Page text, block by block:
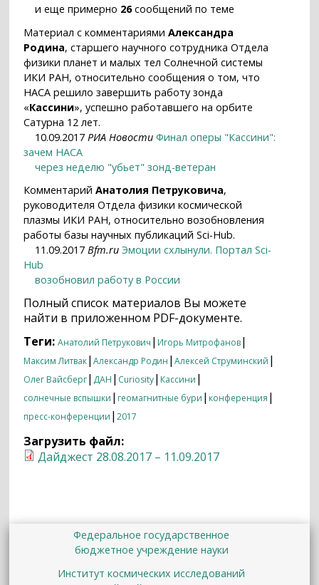
и еще примерно 26сообщений по теме
Материал с комментариямиАлександра
Родина, старшего научного сотрудника Отдела
физики планет и малых тел Солнечной системы
ИКИ РАН, относительно сообщения о том, что
НАСА решило завершить работу зонда
«Кассини», успешно работавшего на орбите
Сатурна 12 лет.
10.09.2017 РИА Новости Финал оперы "Кассини":
зачем НАСА
через неделю "убьет" зонд-ветеран
КомментарийАнатолия Петруковича,
руководителя Отдела физики космической
плазмы ИКИ РАН, относительно возобновления
работы базы научных публикаций Sci-Hub.
11.09.2017Bfm.ru Эмоции схлынули. Портал Sci-
Hub
возобновил работу в России
Полный список материалов Вы можете
найти в приложенном PDF-документе.
Теги:Анатолий Петрукович | Игорь Митрофанов|
Максим Литвак|Александр Родин |Алексей Струминский |
Олег Вайсберг| ДАН | Curiosity| Кассини |
солнечные вспышки | геомагнитные бури | конференция |
пресс-конференции |2017
Загрузить файл:
Дайджест 28.08.2017 – 11.09.2017
Федеральное государственное
бюджетное учреждение науки
Институт космических исследований